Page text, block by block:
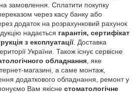
замовлення. Сплатити покупку
через касу банку або
додаток на розрахунковий рахунок
надається гарантія, сертифікат
з експлуатації. Доставка
України. Також існує сервісне
обладнання , яке
магазині, а саме монтаж,
додаткового обладнання, ремонт у
Вам якісне стоматологічне